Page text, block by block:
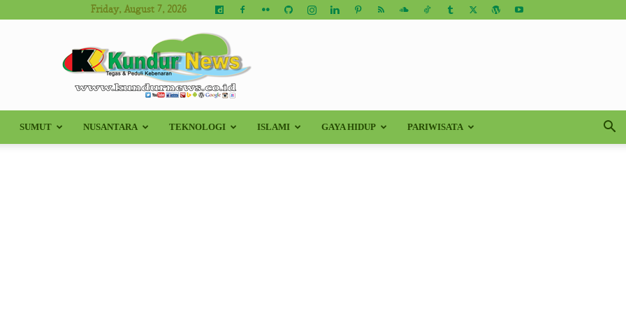
Friday, August 7, 2026
Kundur
SUMUT NUSANTARA TEKNOLOGI ISLAMI GAYA HIDUP PARIWISATA